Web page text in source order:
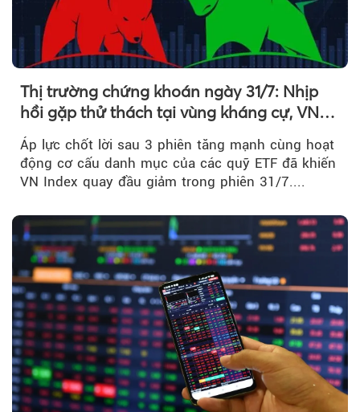
Thị trường chứng khoán ngày 31/7: Nhịp
hồi gặp thử thách tại vùng kháng cự, VN
Index giảm gần 9 điểm trong phiên cuối...
Áp lực chốt lời sau 3 phiên tăng mạnh cùng hoạt
động cơ cấu danh mục của các quỹ ETF đã khiến
VN Index quay đầu giảm trong phiên 31/7....